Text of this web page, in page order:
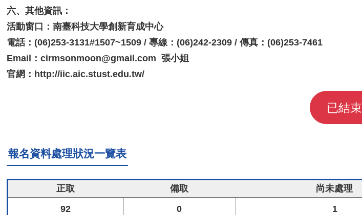
六、其他資訊：
活動窗口：南臺科技大學創新育成中心
電話：(06)253-3131#1507~1509 / 專線：(06)242-2309 / 傳真：(06)253-7461
Email：cirmsonmoon@gmail.com 張小姐
官網：http://iic.aic.stust.edu.tw/
已結束
報名資料處理狀況一覽表
正取 備取 尚未處理
92
0 1